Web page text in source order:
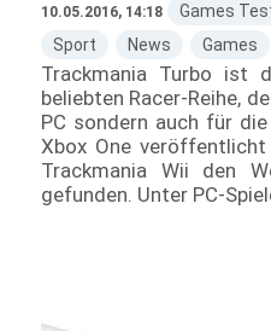
10.05.2016, 14:18 Games
Sport
News Games
Trackmania Turbo ist
beliebten Racer-Reihe,
PC sondern auch für
Xbox One
Trackmania Wii den
gefunden. Unter PC-